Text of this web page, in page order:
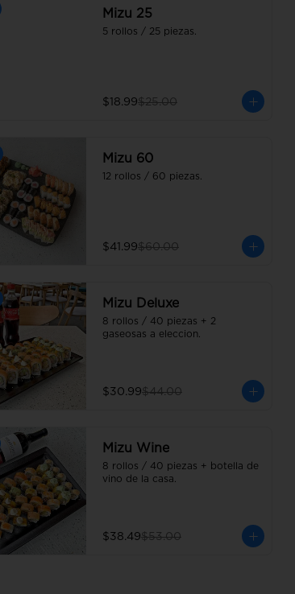
Mizu 25
5 rollos / 25 piezas.
$18.99$25.00
Mizu 60
12 rollos / 60 piezas.
$41.99$60.00
Mizu Deluxe
8 rollos / 40 piezas + 2
gaseosas a eleccion.
$30.99$44.00
Mizu Wine
8 rollos / 40 piezas + botella de
vino de la casa.
$38.49$53.00